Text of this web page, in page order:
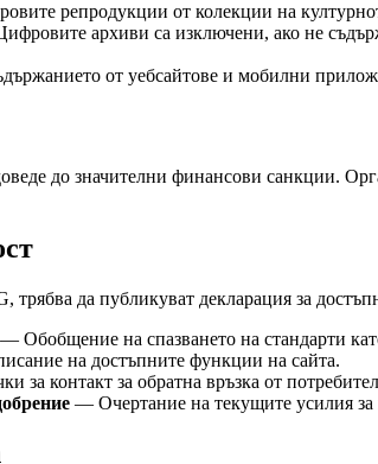
репродукции от колекции на
архиви са изключени, ако не
от уебсайтове и мобилни
до значителни финансови санкции.
да публикуват декларация за
— Обобщение на спазването на стандарти
на достъпните функции на сайта.
за контакт за обратна връзка от
— Очертание на текущите усилия за